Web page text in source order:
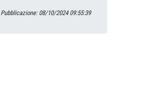
08/10/2024 09:55:39